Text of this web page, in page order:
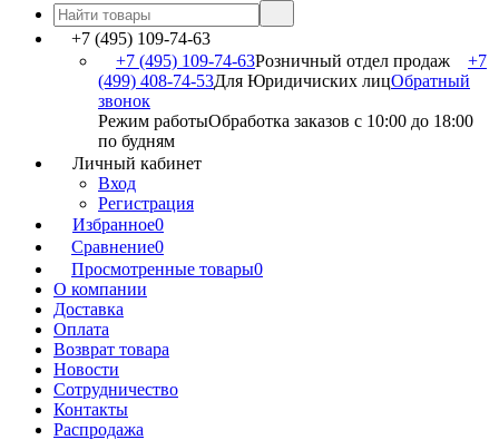
+7 (495) 109-74-63
+7 (495) 109-74-63Розничный отдел продаж
+7
(499) 408-74-53Для Юридичиских лицОбратный
звонок
Режим работыОбработка заказов с 10:00 до 18:00
по будням
Личный кабинет
Вход
Регистрация
Избранное0
Сравнение0
Просмотренные товары0
О компании
Доставка
Оплата
Возврат товара
Новости
Сотрудничество
Контакты
Распродажа